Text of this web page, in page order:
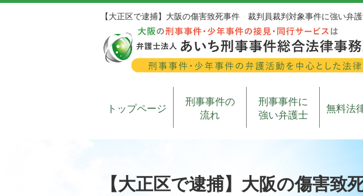
【大正区で逮捕】大阪の傷害致死事件 裁判員裁判対象事件に強い弁
トップページ
刑事事件の
流れ
刑事事件に
強い弁護士
無料法
【大正区で逮捕】大阪の傷害